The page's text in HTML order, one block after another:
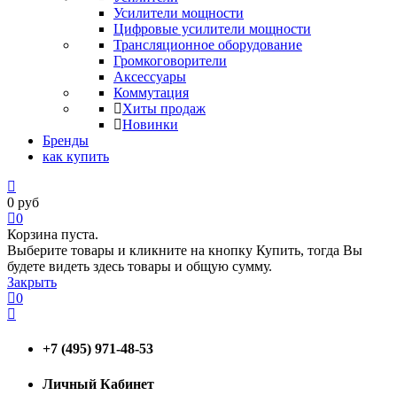
Усилители мощности
Цифровые усилители мощности
Трансляционное оборудование
Громкоговорители
Аксессуары
Коммутация
Хиты продаж
Новинки
Бренды
как купить
0 руб
0
Корзина пуста.
Выберите товары и кликните на кнопку Купить, тогда Вы
будете видеть здесь товары и общую сумму.
Закрыть
0
+7 (495) 971-48-53
Личный Кабинет